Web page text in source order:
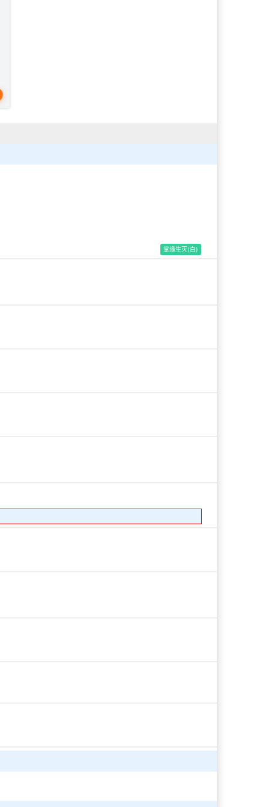
掌缘生灭(白)